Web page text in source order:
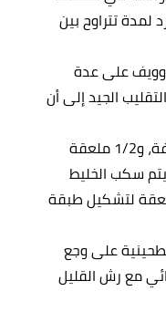
لمدة تتراوح بين
على عدة
مع التقليب الجيد إلى أن
خفق 1/2 كوب من الطحينة، والقرفة، و1/2 ملعقة
سكب الخليط
لتشكيل طبقة
من الطحينية على وجع
مع رش القليل